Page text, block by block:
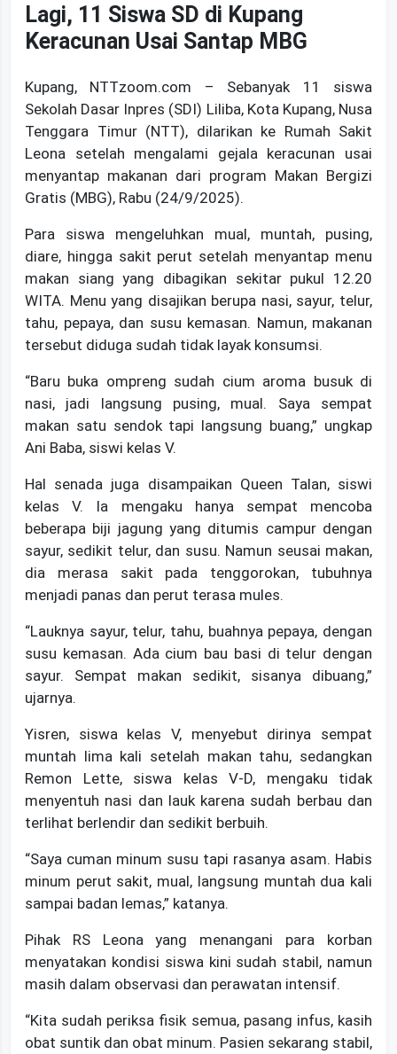
Lagi, 11 Siswa SD di Kupang
Keracunan Usai Santap MBG
Kupang, NTTzoom.com – Sebanyak 11 siswa
Sekolah Dasar Inpres (SDI) Liliba, Kota Kupang, Nusa
Tenggara Timur (NTT), dilarikan ke Rumah Sakit
Leona setelah mengalami gejala keracunan usai
menyantap makanan dari program Makan Bergizi
Gratis (MBG), Rabu (24/9/2025).
‎Para siswa mengeluhkan mual, muntah, pusing,
diare, hingga sakit perut setelah menyantap menu
makan siang yang dibagikan sekitar pukul 12.20
WITA. Menu yang disajikan berupa nasi, sayur, telur,
tahu, pepaya, dan susu kemasan. Namun, makanan
tersebut diduga sudah tidak layak konsumsi.
‎“Baru buka ompreng sudah cium aroma busuk di
nasi, jadi langsung pusing, mual. Saya sempat
makan satu sendok tapi langsung buang,” ungkap
Ani Baba, siswi kelas V.
‎Hal senada juga disampaikan Queen Talan, siswi
kelas V. Ia mengaku hanya sempat mencoba
beberapa biji jagung yang ditumis campur dengan
sayur, sedikit telur, dan susu. Namun seusai makan,
dia merasa sakit pada tenggorokan, tubuhnya
menjadi panas dan perut terasa mules.
‎“Lauknya sayur, telur, tahu, buahnya pepaya, dengan
susu kemasan. Ada cium bau basi di telur dengan
sayur. Sempat makan sedikit, sisanya dibuang,”
ujarnya.
‎Yisren, siswa kelas V, menyebut dirinya sempat
muntah lima kali setelah makan tahu, sedangkan
Remon Lette, siswa kelas V-D, mengaku tidak
menyentuh nasi dan lauk karena sudah berbau dan
terlihat berlendir dan sedikit berbuih.
“Saya cuman minum susu tapi rasanya asam. Habis
minum perut sakit, mual, langsung muntah dua kali
sampai badan lemas,” katanya.
‎Pihak RS Leona yang menangani para korban
menyatakan kondisi siswa kini sudah stabil, namun
masih dalam observasi dan perawatan intensif.
‎“Kita sudah periksa fisik semua, pasang infus, kasih
obat suntik dan obat minum. Pasien sekarang stabil,